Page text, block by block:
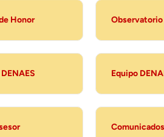
Honor Observatorio
Equipo